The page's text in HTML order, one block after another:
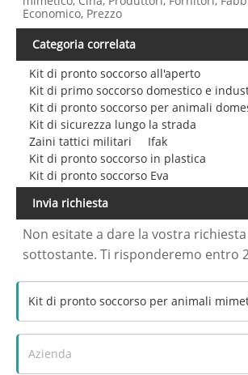
Economico, Prezzo
Categoria correlata
Kit di pronto soccorso all'aperto
Kit di primo soccorso domestico e
Kit di pronto soccorso per animali
Kit di sicurezza lungo la strada
Zaini tattici militari
Ifak
Kit di pronto soccorso in plastica
Kit di pronto soccorso Eva
Invia richiesta
Non esitate a dare la vostra
sottostante. Ti risponderemo entro